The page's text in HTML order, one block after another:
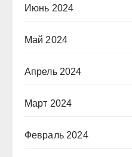
Июнь 2024
Май 2024
Апрель 2024
Март 2024
Февраль 2024